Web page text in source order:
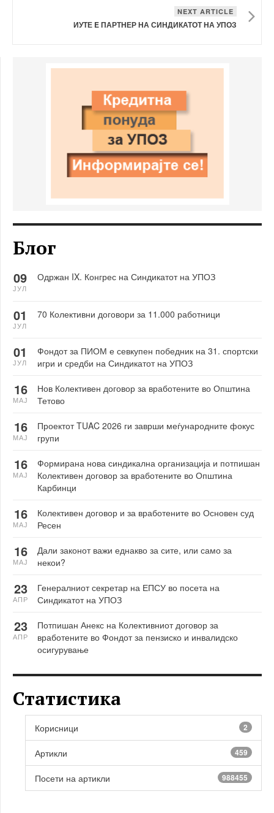
NEXT ARTICLE
ИУТЕ E ПАРТНЕР НА СИНДИКАТОТ НА УПОЗ
Блог
Одржан IX. Конгрес на Синдикатот на УПОЗ
09
ЈУЛ
70 Колективни договори за 11.000 работници
01
ЈУЛ
Фондот за ПИОМ е севкупен победник на 31. спортски
игри и средби на Синдикатот на УПОЗ
01
ЈУЛ
Нов Колективен договор за вработените во Општина
Тетово
16
МАЈ
Проектот TUAC 2026 ги заврши меѓународните фокус
групи
16
МАЈ
Формирана нова синдикална организација и потпишан
Колективен договор за вработените во Општина
Карбинци
16
МАЈ
Колективен договор и за вработените во Основен суд
Ресен
16
МАЈ
Дали законот важи еднакво за сите, или само за
некои?
16
МАЈ
Генералниот секретар на ЕПСУ во посета на
Синдикатот на УПОЗ
23
АПР
Потпишан Анекс на Колективниот договор за
вработените во Фондот за пензиско и инвалидско
осигурување
23
АПР
Статистика
Корисници 2
Артикли 459
Посети на артикли 988455